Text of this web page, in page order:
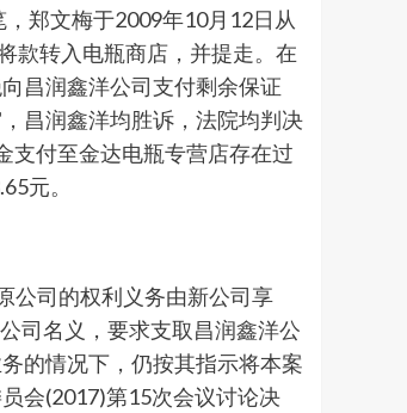
郑文梅于2009年10月12日从
款转入电瓶商店，并提走。在
昌润鑫洋公司支付剩余保证
昌润鑫洋均胜诉，法院均判决
支付至金达电瓶专营店存在过
元。
公司的权利义务由新公司享
司名义，要求支取昌润鑫洋公
的情况下，仍按其指示将本案
会(2017)第15次会议讨论决